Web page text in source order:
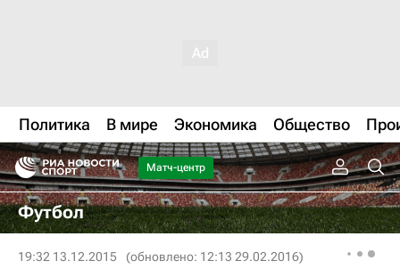
Политика В мире Экономика Общество
Матч-центр
Футбол
19:32 13.12.2015 (обновлено: 12:13 29.02.2016)